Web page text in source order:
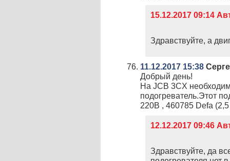
15.12.2017 09:14
Здравствуйте, а
11.12.2017 15:38
Добрый день!
На JCB 3CX
подогреватель.Этот
220В , 460785 Defa (2,5
12.12.2017 09:46
Здравствуйте, да